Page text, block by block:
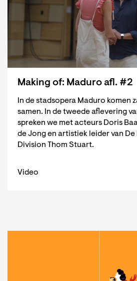
Making of: Maduro afl. #2
In de stadsopera Maduro komen
samen. In de tweede aflevering
spreken we met acteurs Doris
de Jong en artistiek leider van
Division Thom Stuart.
Video